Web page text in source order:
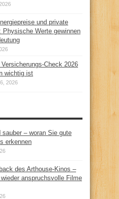
und private
Physische Werte gewinnen
Check 2026
wichtig ist
2026
sauber – woran Sie gute
erkennen
des Arthouse-Kinos –
anspruchsvolle Filme